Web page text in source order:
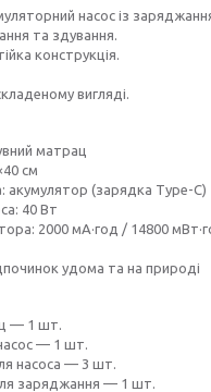
насос із
та здування.
конструкція.
вигляді.
матрац
см
акумулятор (зарядка Type-C)
40 Вт
2000 мА·год / 14800
удома та на природі
— 1 шт.
— 1 шт.
насоса — 3 шт.
заряджання — 1 шт.